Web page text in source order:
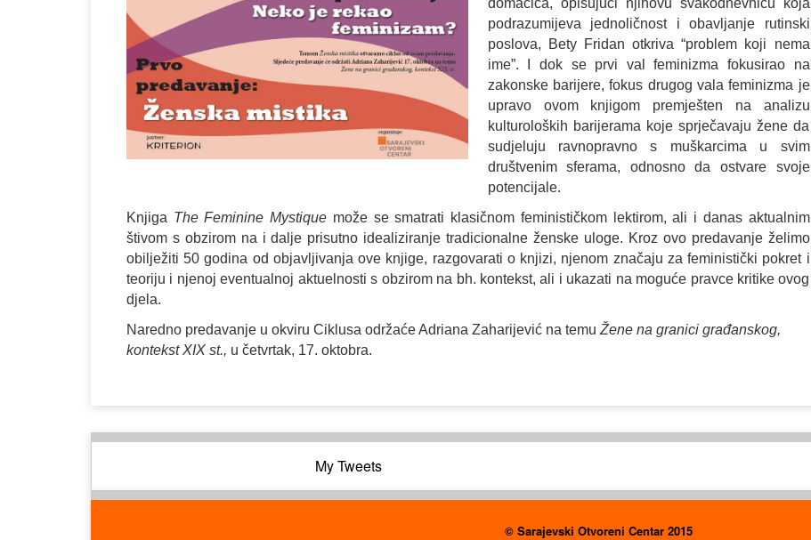
domaćica, opisujući njihovu svakodnevnicu koja
podrazumijeva jednoličnost i obavljanje rutinski
poslova, Bety Fridan otkriva “problem koji nema
ime”. I dok se prvi val feminizma fokusirao na
zakonske barijere, fokus drugog vala feminizma je
upravo ovom knjigom premješten na analizu
kulturoloških barijerama koje sprječavaju žene da
sudjeluju ravnopravno s muškarcima u svim
društvenim sferama, odnosno da ostvare svoje
potencijale.
Knjiga The Feminine Mystique može se smatrati klasičnom feminističkom lektirom, ali i danas aktualnim
štivom s obzirom na i dalje prisutno idealiziranje tradicionalne ženske uloge. Kroz ovo predavanje želimo
obilježiti 50 godina od objavljivanja ove knjige, razgovarati o knjizi, njenom značaju za feministički pokret i
teoriju i njenoj eventualnoj aktuelnosti s obzirom na bh. kontekst, ali i ukazati na moguće pravce kritike ovog
djela.
Naredno predavanje u okviru Ciklusa održaće Adriana Zaharijević na temu Žene na granici građanskog,
kontekst XIX st., u četvrtak, 17. oktobra.
My Tweets
© Sarajevski Otvoreni Centar 2015